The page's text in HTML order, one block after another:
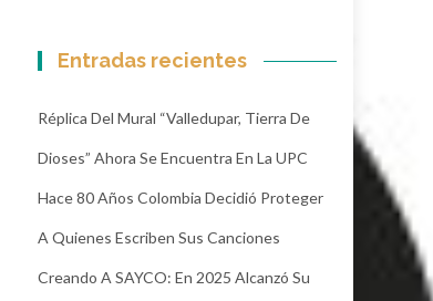
Entradas recientes
Réplica Del Mural “Valledupar, Tierra De
Dioses” Ahora Se Encuentra En La UPC
Hace 80 Años Colombia Decidió Proteger
A Quienes Escriben Sus Canciones
Creando A SAYCO: En 2025 Alcanzó Su